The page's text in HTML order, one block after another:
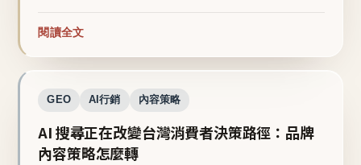
閱讀全文
GEO AI行銷 內容策略
AI 搜尋正在改變台灣消費者決策路徑：品牌
內容策略怎麼轉